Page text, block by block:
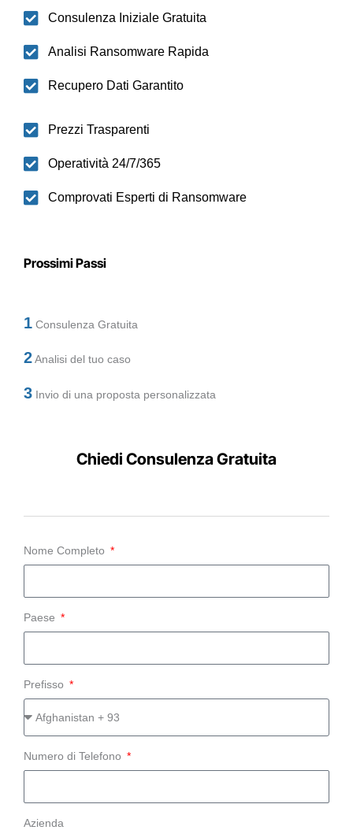
Consulenza Iniziale Gratuita
Analisi Ransomware Rapida
Recupero Dati Garantito
Prezzi Trasparenti
Operatività 24/7/365
Comprovati Esperti di Ransomware
Prossimi Passi
1 Consulenza Gratuita
2Analisi del tuo caso
3 Invio di una proposta personalizzata
Chiedi Consulenza Gratuita
Nome Completo
Paese
Prefisso
Numero di Telefono
Azienda